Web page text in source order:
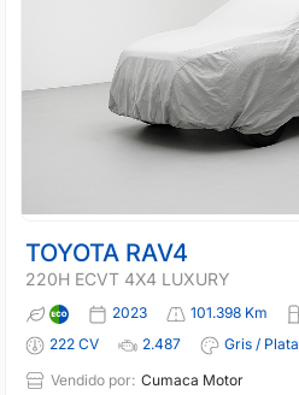
TOYOTA RAV4
220H ECVT 4X4 LUXURY
2023 101.398 Km
222 CV
2.487
Gris / Plata
Vendido por: Cumaca Motor